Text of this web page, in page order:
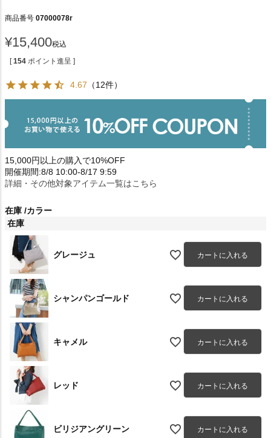
商品番号 07000078r
¥15,400税込
[ 154 ポイント進呈 ]
4.67 （12件）
15,000円以上の購入で10%OFF
開催期間:8/8 10:00-8/17 9:59
詳細・その他対象アイテム一覧はこちら
在庫 カラー
在庫
グレージュ カートに入れる
シャンパンゴールド カートに入れる
キャメル カートに入れる
レッド カートに入れる
ビリジアングリーン カートに入れる